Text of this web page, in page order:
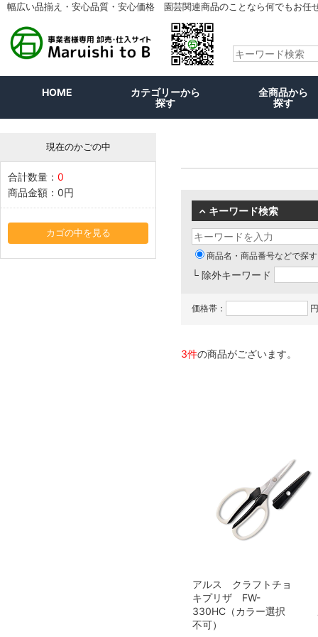
幅広い品揃え・安心品質・安心価格 園芸関連商品のことなら何でもお任
HOME
カテゴリーから
探す
全商品から
探す
現在のかごの中
合計数量： 0
商品金額： 0円
カゴの中を見る
キーワード検索
商品名・商品番号などで探す
└ 除外キーワード
価格帯：
3件の商品がございます。
アルス クラフトチョ
キプリザ FW-
330HC（カラー選択
不可）